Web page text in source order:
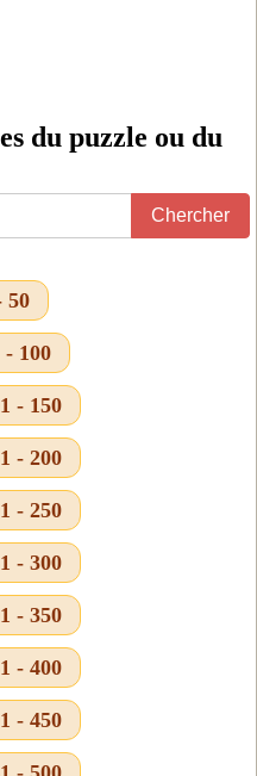
du puzzle ou du
Chercher
50
100
- 150
- 200
- 250
- 300
- 350
- 400
- 450